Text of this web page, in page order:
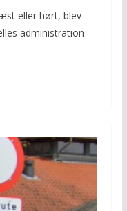
eller hørt, blev
administration